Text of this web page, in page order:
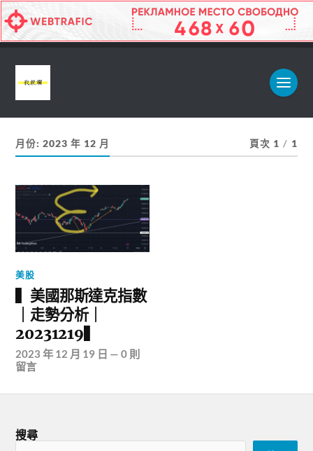
月份:2023 年 12 月 頁次 1 / 1
美股
▍美國那斯達克指數
｜走勢分析｜
20231219▍
2023 年 12 月 19 日 —0 則
留言
搜尋